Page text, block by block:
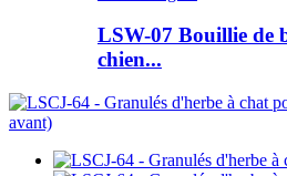
LSW-07 Bouillie de
chien...